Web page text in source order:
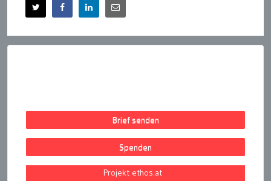
Brief senden
Spenden
Projekt ethos.at